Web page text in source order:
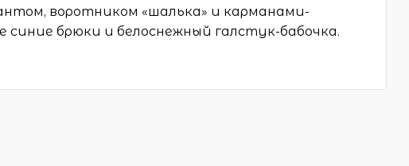
воротником «шалька» и карманами-
брюки и белоснежный галстук-бабочка.